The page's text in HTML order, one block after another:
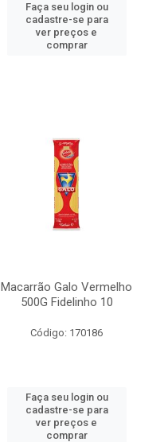
Faça seu login ou
cadastre-se para
ver preços e
comprar
Macarrão Galo Vermelho
500G Fidelinho 10
Código: 170186
Faça seu login ou
cadastre-se para
ver preços e
comprar